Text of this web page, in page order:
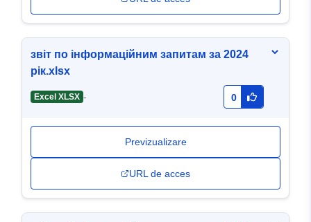
звіт по інформаційним запитам за 2024
рік.xlsx
Excel XLSX - 0
Previzualizare
URL de acces